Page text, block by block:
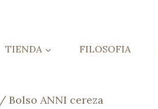
TIENDA FILOSOFIA
/ Bolso ANNI cereza